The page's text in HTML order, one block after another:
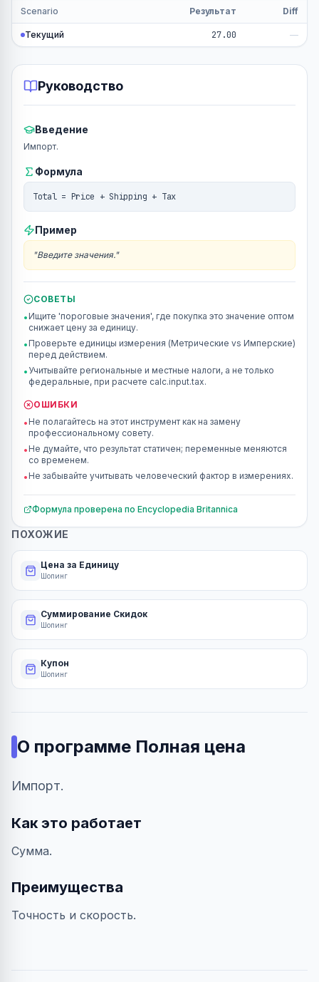
Scenario Результат Diff
Текущий 27.00 —
Руководство
Введение
Импорт.
Формула
Total = Price + Shipping + Tax
Пример
"Введите значения."
СОВЕТЫ
• Ищите 'пороговые значения', где покупка это значение оптом
снижает цену за единицу.
• Проверьте единицы измерения (Метрические vs Имперские)
перед действием.
• Учитывайте региональные и местные налоги, а не только
федеральные, при расчете calc.input.tax.
ОШИБКИ
• Не полагайтесь на этот инструмент как на замену
профессиональному совету.
• Не думайте, что результат статичен; переменные меняются
со временем.
• Не забывайте учитывать человеческий фактор в измерениях.
Формула проверена по Encyclopedia Britannica
ПОХОЖИЕ
Цена за Единицу
Шопинг
Суммирование Скидок
Шопинг
Купон
Шопинг
О программе Полная цена
Импорт.
Как это работает
Сумма.
Преимущества
Точность и скорость.